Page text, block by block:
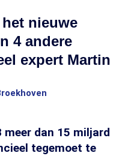
nieuwe
4 andere
expert Martin
dan 15 miljard
tegemoet te